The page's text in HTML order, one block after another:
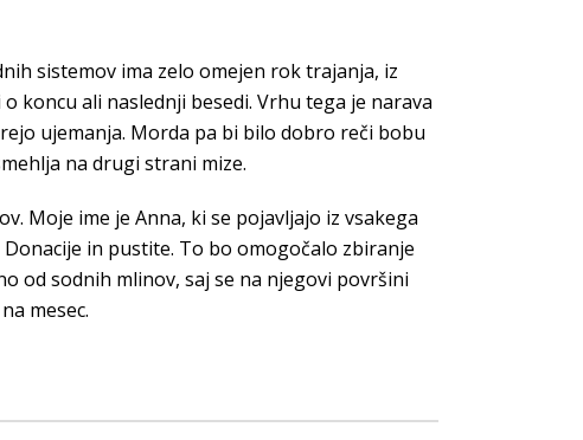
sistemov ima zelo omejen rok trajanja, iz
koncu ali naslednji besedi. Vrhu tega je narava
ujemanja. Morda pa bi bilo dobro reči bobu
na drugi strani mize.
Moje ime je Anna, ki se pojavljajo iz vsakega
in pustite. To bo omogočalo zbiranje
od sodnih mlinov, saj se na njegovi površini
mesec.